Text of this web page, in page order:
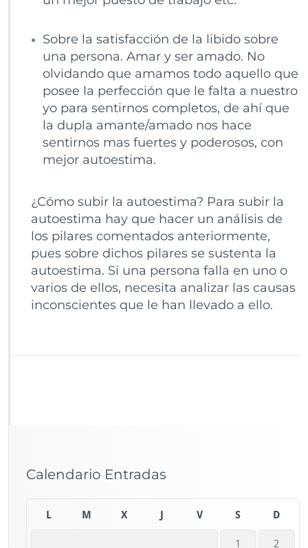
Sobre la satisfacción de la libido sobre
una persona. Amar y ser amado. No
olvidando que amamos todo aquello que
posee la perfección que le falta a nuestro
yo para sentirnos completos, de ahí que
la dupla amante/amado nos hace
sentirnos mas fuertes y poderosos, con
mejor autoestima.
¿Cómo subir la autoestima? Para subir la
autoestima hay que hacer un análisis de
los pilares comentados anteriormente,
pues sobre dichos pilares se sustenta la
autoestima. Si una persona falla en uno o
varios de ellos, necesita analizar las causas
inconscientes que le han llevado a ello.
Calendario Entradas
L M X V S D
1 2